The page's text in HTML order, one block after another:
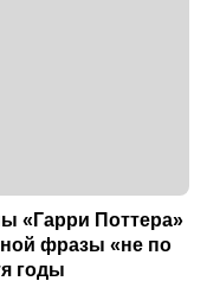
«Гарри Поттера»
фразы «не по
годы